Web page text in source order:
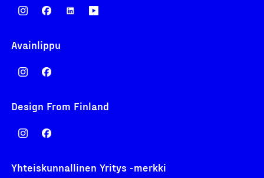
Avainlippu
Design From Finland
Yhteiskunnallinen Yritys -merkki